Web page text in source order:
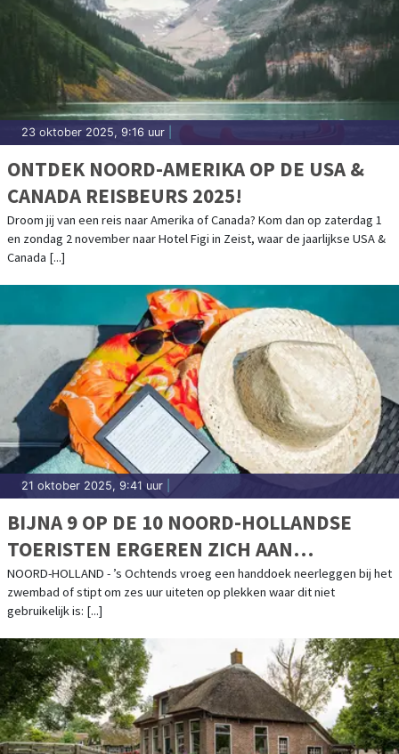
23 oktober 2025, 9:16 uur
ONTDEK NOORD-AMERIKA OP DE USA &
CANADA REISBEURS 2025!
Droom jij van een reis naar Amerika of Canada? Kom dan op zaterdag 1
en zondag 2 november naar Hotel Figi in Zeist, waar de jaarlijkse USA &
Canada [...]
21 oktober 2025, 9:41 uur
BIJNA 9 OP DE 10 NOORD-HOLLANDSE
TOERISTEN ERGEREN ZICH AAN
LANDGENOTEN OP VAKANTIE
NOORD-HOLLAND - ’s Ochtends vroeg een handdoek neerleggen bij het
zwembad of stipt om zes uur uiteten op plekken waar dit niet
gebruikelijk is: [...]